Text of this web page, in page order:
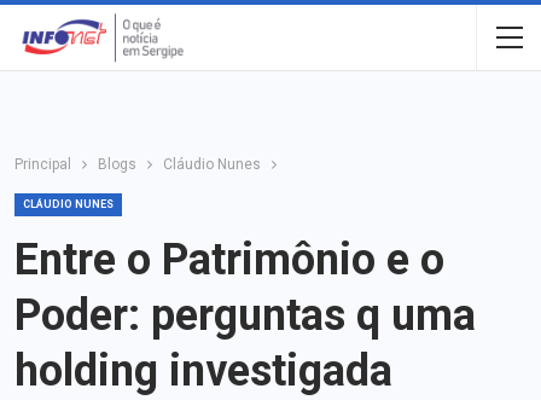
Principal Blogs Cláudio Nunes
CLÁUDIO NUNES
Entre o Patrimônio e o
Poder: perguntas q uma
holding investigada